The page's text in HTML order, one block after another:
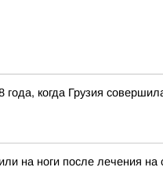
года, когда Грузия
на ноги после лечения на